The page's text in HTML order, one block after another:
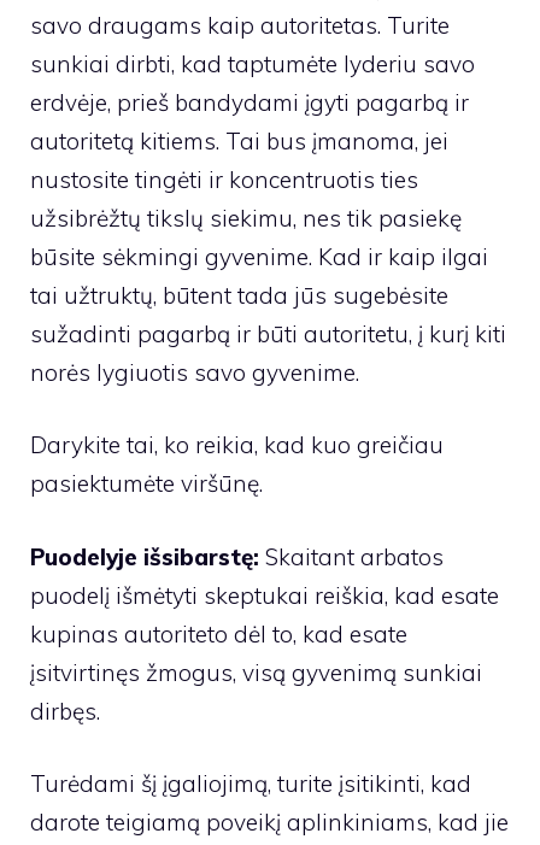
savo draugams kaip autoritetas. Turite
sunkiai dirbti, kad taptumėte lyderiu savo
erdvėje, prieš bandydami įgyti pagarbą ir
autoritetą kitiems. Tai bus įmanoma, jei
nustosite tingėti ir koncentruotis ties
užsibrėžtų tikslų siekimu, nes tik pasiekę
būsite sėkmingi gyvenime. Kad ir kaip ilgai
tai užtruktų, būtent tada jūs sugebėsite
sužadinti pagarbą ir būti autoritetu, į kurį kiti
norės lygiuotis savo gyvenime.
Darykite tai, ko reikia, kad kuo greičiau
pasiektumėte viršūnę.
Puodelyje išsibarstę: Skaitant arbatos
puodelį išmėtyti skeptukai reiškia, kad esate
kupinas autoriteto dėl to, kad esate
įsitvirtinęs žmogus, visą gyvenimą sunkiai
dirbęs.
Turėdami šį įgaliojimą, turite įsitikinti, kad
darote teigiamą poveikį aplinkiniams, kad jie